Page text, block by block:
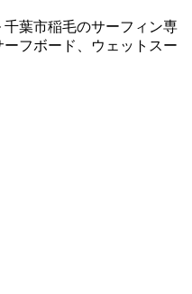
葉市稲毛のサーフィン専
フボード、ウェットスー